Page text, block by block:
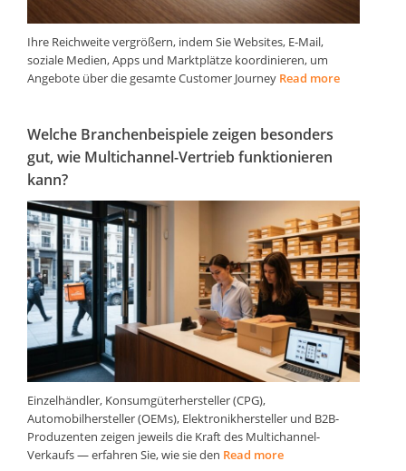
Ihre Reichweite vergrößern, indem Sie Websites, E‑Mail,
soziale Medien, Apps und Marktplätze koordinieren, um
Angebote über die gesamte Customer Journey Read more
Welche Branchenbeispiele zeigen besonders
gut, wie Multichannel-Vertrieb funktionieren
kann?
Einzelhändler, Konsumgüterhersteller (CPG),
Automobilhersteller (OEMs), Elektronikhersteller und B2B-
Produzenten zeigen jeweils die Kraft des Multichannel-
Verkaufs — erfahren Sie, wie sie den Read more